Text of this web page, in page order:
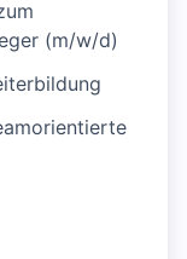
(m/w/d)